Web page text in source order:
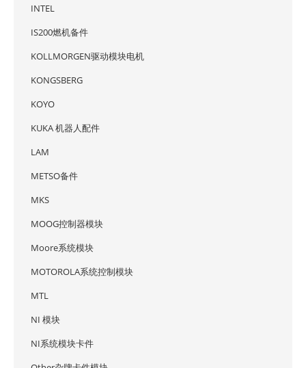
INTEL
IS200燃机备件
KOLLMORGEN驱动模块电机
KONGSBERG
KOYO
KUKA 机器人配件
LAM
METSO备件
MKS
MOOG控制器模块
Moore系统模块
MOTOROLA系统控制模块
MTL
NI 模块
NI系统模块卡件